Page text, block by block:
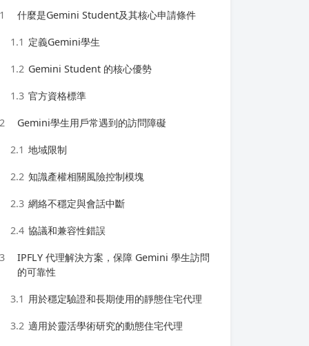
1 什麼是Gemini Student及其核心申請條件
1.1 定義Gemini學生
1.2 Gemini Student 的核心優勢
1.3 官方資格標準
2 Gemini學生用戶常遇到的訪問障礙
2.1 地域限制
2.2 知識產權相關風險控制模塊
2.3 網絡不穩定與會話中斷
2.4 協議和兼容性錯誤
3
IPFLY 代理解決方案，保障 Gemini 學生訪問
的可靠性
3.1 用於穩定驗證和長期使用的靜態住宅代理
3.2 適用於靈活學術研究的動態住宅代理